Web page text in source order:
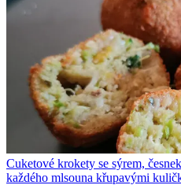
Cuketové krokety se sýrem,
každého mlsouna křupavými